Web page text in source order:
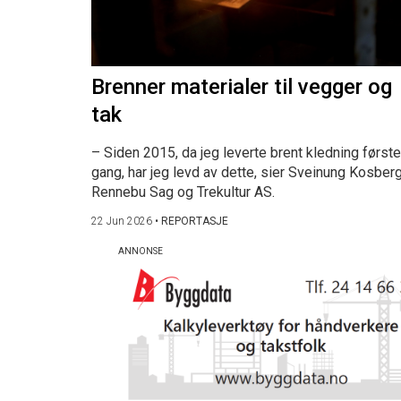
Brenner materialer til vegger og
tak
– Siden 2015, da jeg leverte brent kledning første
gang, har jeg levd av dette, sier Sveinung
Rennebu Sag og Trekultur AS.
22 Jun 2026 • REPORTASJE